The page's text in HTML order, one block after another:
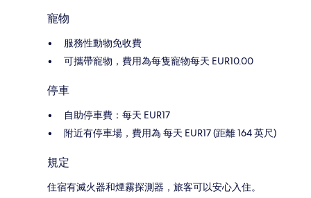
寵物
服務性動物免收費
可攜帶寵物，費用為每隻寵物每天 EUR10.00
停車
自助停車費：每天 EUR17
附近有停車場，費用為 每天 EUR17 (距離 164 英尺)
規定
住宿有滅火器和煙霧探測器，旅客可以安心入住。